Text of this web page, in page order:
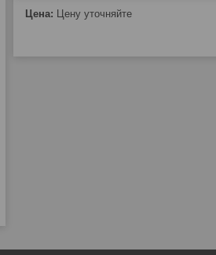
Цена: Цену уточняйте